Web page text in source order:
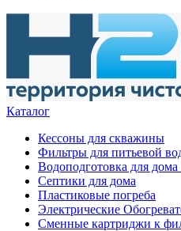
Каталог
Кессоны для скважины
Фильтры для питьевой
Водоподготовка для дома
Септики для дома
Пластиковые погреба
Электрические
Сменные картриджи к